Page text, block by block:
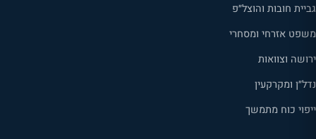
גביית חובות והוצל״פ
משפט אזרחי ומסחרי
ירושה וצוואות
נדל״ן ומקרקעין
ייפוי כוח מתמשך